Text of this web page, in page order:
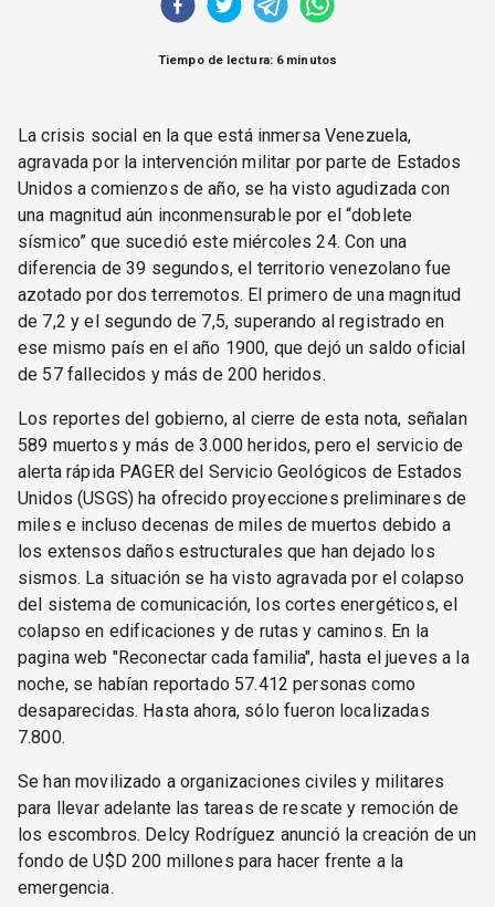
Tiempo de lectura: 6 minutos
La crisis social en la que está inmersa Venezuela,
agravada por la intervención militar por parte de Estados
Unidos a comienzos de año, se ha visto agudizada con
una magnitud aún inconmensurable por el “doblete
sísmico” que sucedió este miércoles 24. Con una
diferencia de 39 segundos, el territorio venezolano fue
azotado por dos terremotos. El primero de una magnitud
de 7,2 y el segundo de 7,5, superando al registrado en
ese mismo país en el año 1900, que dejó un saldo oficial
de 57 fallecidos y más de 200 heridos.
Los reportes del gobierno, al cierre de esta nota, señalan
589 muertos y más de 3.000 heridos, pero el servicio de
alerta rápida PAGER del Servicio Geológicos de Estados
Unidos (USGS) ha ofrecido proyecciones preliminares de
miles e incluso decenas de miles de muertos debido a
los extensos daños estructurales que han dejado los
sismos. La situación se ha visto agravada por el colapso
del sistema de comunicación, los cortes energéticos, el
colapso en edificaciones y de rutas y caminos. En la
pagina web "Reconectar cada familia", hasta el jueves a la
noche, se habían reportado 57.412 personas como
desaparecidas. Hasta ahora, sólo fueron localizadas
7.800.
Se han movilizado a organizaciones civiles y militares
para llevar adelante las tareas de rescate y remoción de
los escombros. Delcy Rodríguez anunció la creación de un
fondo de U$D 200 millones para hacer frente a la
emergencia.